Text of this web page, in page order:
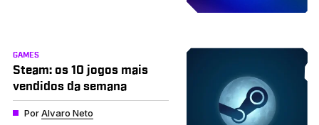
GAMES
Steam: os 10 jogos mais
vendidos da semana
PorAlvaro Neto